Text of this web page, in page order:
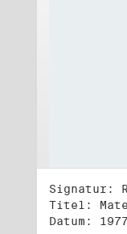
Signatur:
Datum: